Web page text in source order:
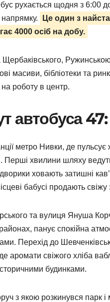
рухається щодня з 6:00
напрямку.
Це один з
4000 осіб на добу.
масиви, бібліотеки та
на роботу в центр.
автобуса 47:
метро Нивки, де
Перші хвилини шляху
ховають затишні
бабусі продають свіжу
та вулиця Януша
панує спокійна
Перехід до
аромати свіжого хліба
будинками.
з якою розкинувся